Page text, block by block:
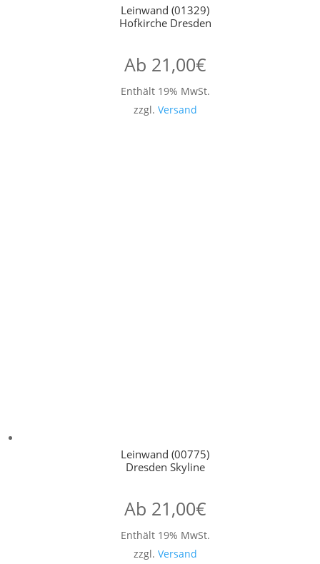
Leinwand (01329)
Hofkirche Dresden
Ab 21,00€
Enthält 19% MwSt.
zzgl. Versand
Leinwand (00775)
Dresden Skyline
Ab 21,00€
Enthält 19% MwSt.
zzgl. Versand